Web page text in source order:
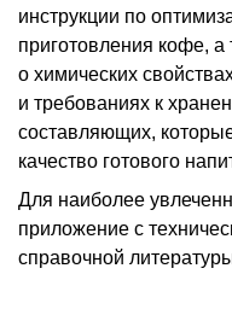
инструкции по
приготовления кофе, а
о химических
и требованиях к
составляющих,
качество готового
Для наиболее
приложение с
справочной